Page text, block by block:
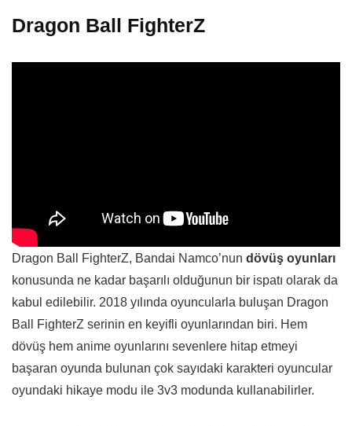
Dragon Ball FighterZ
Dragon Ball FighterZ, Bandai Namco’nun dövüş oyunları
konusunda ne kadar başarılı olduğunun bir ispatı olarak da
kabul edilebilir. 2018 yılında oyuncularla buluşan Dragon
Ball FighterZ serinin en keyifli oyunlarından biri. Hem
dövüş hem anime oyunlarını sevenlere hitap etmeyi
başaran oyunda bulunan çok sayıdaki karakteri oyuncular
oyundaki hikaye modu ile 3v3 modunda kullanabilirler.